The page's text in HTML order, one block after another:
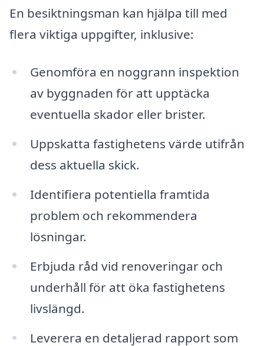
En besiktningsman kan hjälpa till med
flera viktiga uppgifter, inklusive:
Genomföra en noggrann inspektion
av byggnaden för att upptäcka
eventuella skador eller brister.
Uppskatta fastighetens värde utifrån
dess aktuella skick.
Identifiera potentiella framtida
problem och rekommendera
lösningar.
Erbjuda råd vid renoveringar och
underhåll för att öka fastighetens
livslängd.
Leverera en detaljerad rapport som